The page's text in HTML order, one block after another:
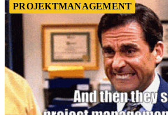
PROJEKTMANAGEMENT